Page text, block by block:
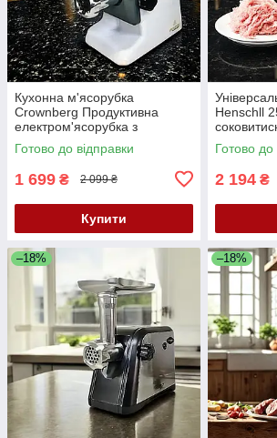
Кухонна м'ясорубка
Crownberg Продуктивна
електром'ясорубка з
насадками Електрична
м'ясорубка 3в1 К2
Готово до відправки
1 699 ₴ 2 099 ₴
Купити
Henschll
кебе К2
Готово до
2 194 ₴
–18% –18%